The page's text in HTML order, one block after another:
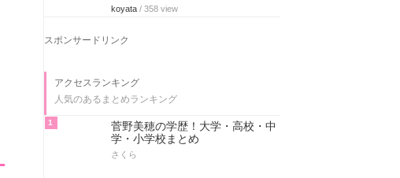
koyata / 358 view
スポンサードリンク
アクセスランキング
人気のあるまとめランキング
1
菅野美穂の学歴！大学・高校・中
学・小学校まとめ
さくら